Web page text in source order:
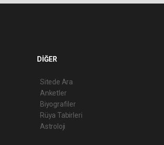
DİĞER
Sitede Ara
Anketler
Biyografiler
Rüya Tabirleri
Astroloji